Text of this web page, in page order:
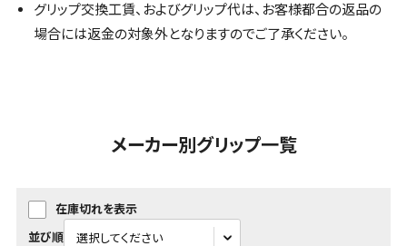
グリップ交換工賃、およびグリップ代は、お客様都合の返品の
場合には返金の対象外となりますのでご了承ください。
メーカー別グリップ一覧
在庫切れを表示
並び順